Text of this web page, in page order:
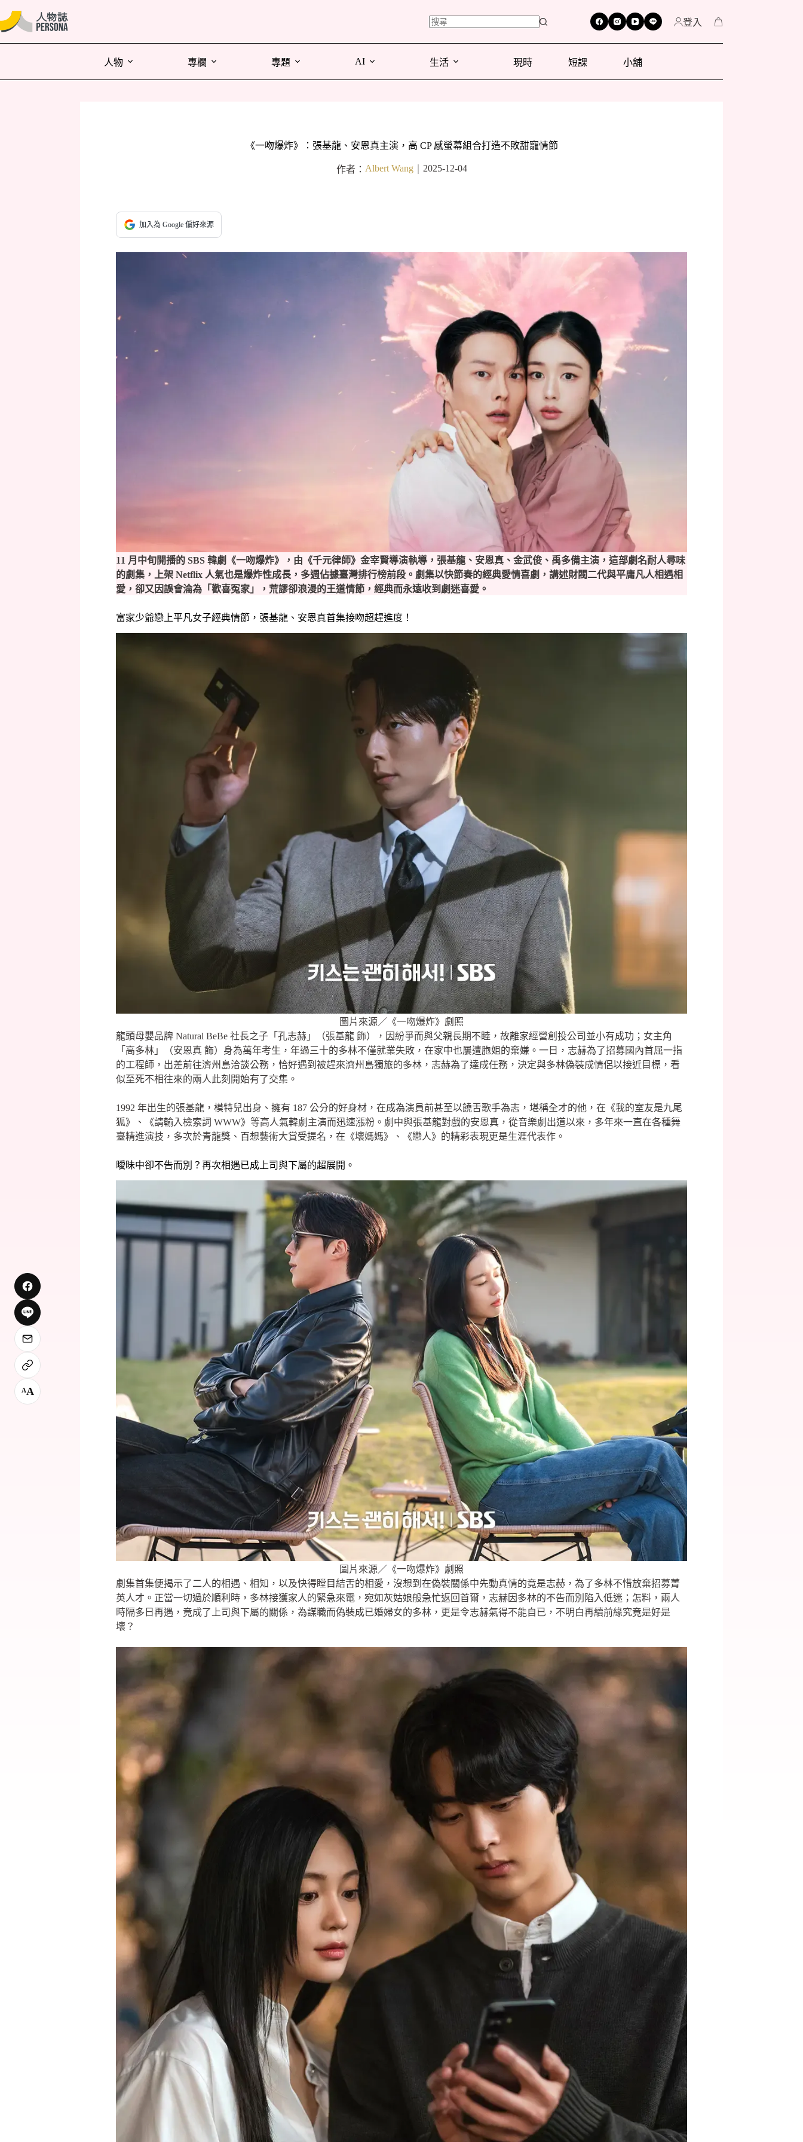
登入
人物 專欄 專題 AI 生活 現時 短課 小舖
《一吻爆炸》：張基龍、安恩真主演，高 CP 感螢幕組合打造不敗甜寵情節
作者： Albert Wang｜ 2025-12-04
加入為 Google 偏好來源
11 月中旬開播的 SBS 韓劇《一吻爆炸》，由《千元律師》金宰賢導演執導，張基龍、安恩真、金武俊、禹多備主演，這部劇名耐人尋味
的劇集，上架 Netflix 人氣也是爆炸性成長，多週佔據臺灣排行榜前段。劇集以快節奏的經典愛情喜劇，講述財閥二代與平庸凡人相遇相
愛，卻又因誤會淪為「歡喜冤家」，荒謬卻浪漫的王道情節，經典而永遠收到劇迷喜愛。
富家少爺戀上平凡女子經典情節，張基龍、安恩真首集接吻超趕進度！
圖片來源／《一吻爆炸》劇照
龍頭母嬰品牌 Natural BeBe 社長之子「孔志赫」（張基龍 飾），因紛爭而與父親長期不睦，故離家經營創投公司並小有成功；女主角
「高多林」（安恩真 飾）身為萬年考生，年過三十的多林不僅就業失敗，在家中也屢遭胞姐的棄嫌。一日，志赫為了招募國內首屈一指
的工程師，出差前往濟州島洽談公務，恰好遇到被趕來濟州島獨旅的多林，志赫為了達成任務，決定與多林偽裝成情侶以接近目標，看
似至死不相往來的兩人此刻開始有了交集。
1992 年出生的張基龍，模特兒出身、擁有 187 公分的好身材，在成為演員前甚至以饒舌歌手為志，堪稱全才的他，在《我的室友是九尾
狐》、《請輸入檢索詞 WWW》等高人氣韓劇主演而迅速漲粉。劇中與張基龍對戲的安恩真，從音樂劇出道以來，多年來一直在各種舞
臺精進演技，多次於青龍獎、百想藝術大賞受提名，在《壞媽媽》、《戀人》的精彩表現更是生涯代表作。
曖昧中卻不告而別？再次相遇已成上司與下屬的超展開。
圖片來源／《一吻爆炸》劇照
劇集首集便揭示了二人的相遇、相知，以及快得瞠目結舌的相愛，沒想到在偽裝關係中先動真情的竟是志赫，為了多林不惜放棄招募菁
英人才。正當一切過於順利時，多林接獲家人的緊急來電，宛如灰姑娘般急忙返回首爾，志赫因多林的不告而別陷入低迷；怎料，兩人
時隔多日再遇，竟成了上司與下屬的關係，為謀職而偽裝成已婚婦女的多林，更是令志赫氣得不能自已，不明白再續前緣究竟是好是
壞？
AA